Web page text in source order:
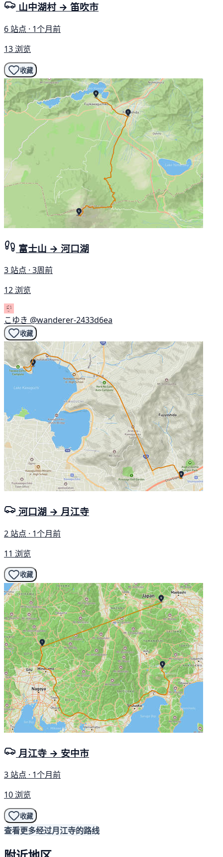
山中湖村 → 笛吹市
6 站点 · 1个月前
13 浏览
收藏
富士山 → 河口湖
3 站点 · 3周前
12 浏览
こゆき @wanderer-2433d6ea
收藏
河口湖 → 月江寺
2 站点 · 1个月前
11 浏览
收藏
月江寺 → 安中市
3 站点 · 1个月前
10 浏览
收藏
查看更多经过月江寺的路线